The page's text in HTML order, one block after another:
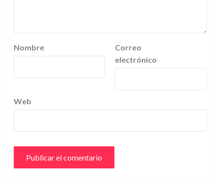
Nombre
Correo
electrónico
Web